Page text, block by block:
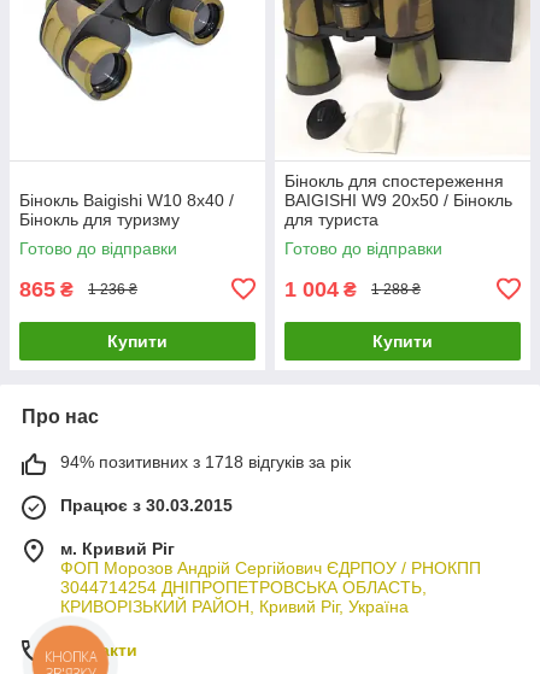
Бінокль Baigishi W10 8х40 /
Бінокль для туризму
Готово до відправки
865 ₴ 1 236 ₴
Купити
Бінокль для спостереження
BAIGISHI W9 20х50 / Бінокль
для туриста
Готово до відправки
1 004 ₴ 1 288 ₴
Купити
Про нас
94% позитивних з 1718 відгуків за рік
Працює з 30.03.2015
м. Кривий Ріг
ФОП Морозов Андрій Сергійович ЄДРПОУ / РНОКПП
3044714254 ДНІПРОПЕТРОВСЬКА ОБЛАСТЬ,
КРИВОРІЗЬКИЙ РАЙОН, Кривий Ріг, Україна
Контакти
КНОПКА